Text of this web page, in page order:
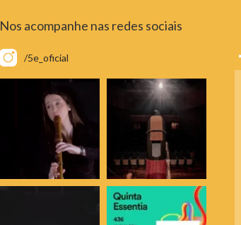
Nos acompanhe nas redes sociais
/5e_oficial